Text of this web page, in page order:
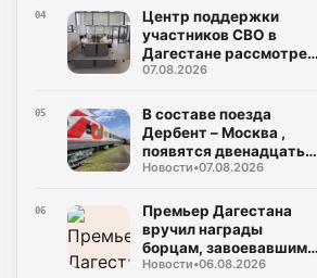
Буйнакского района
04
Центр поддержки
участников СВО в
Дагестане рассмотрел
около тысячи запросов
07.08.2026
05
В составе поезда
Дербент – Москва ,
появятся двенадцать
новых плацкартных
Новости•07.08.2026
06
Премьер Дагестана
вручил награды
борцам, завоевавшим
20 медалей на
Новости•06.08.2026